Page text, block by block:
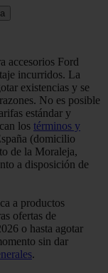
accesorios Ford
incurridos. La
existencias y se
No es posible
estándar y
los términos y
(domicilio
de la Moraleja,
a disposición de
a productos
ofertas de
o hasta agotar
sin dar
.